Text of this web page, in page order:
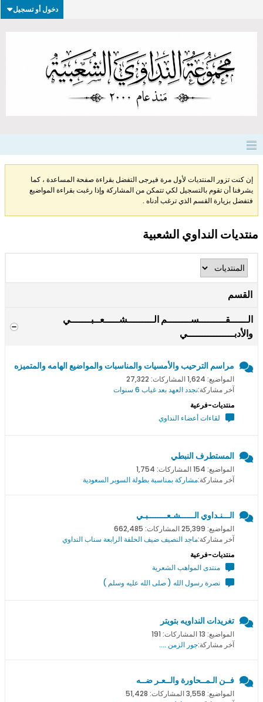
دخول أو تسجيل
إن كنت تزور المنتديات لأول مرة فيرجى التفضل بقراءة صفحة المساعدة ، كما
يشرفنا أن تقوم بالتسجيل لكي تتمكن من المشاركة وإذا رغبت بقراءة المواضيع
فتفضل بزيارة القسم الذي ترغب أدناه .
منتديات النداوي الشعبية
القسم
الــــــقـــــــــســــــــم الـــــــــشـــــعــبـــــــي
والأدبــــــــــــــــي
مراسم الترحيب والأمسيات والمناسبات والمواضيع الهامه والمتميزه
المواضيع: 1,624 المشاركات: 27,322
آخر مشاركة:نجدد العهد بعد غياب 6 سنوات
منتديات-فرعية
لقاءات أعضاء النداوي
المستطرف النبطي
المواضيع: 154 المشاركات: 1,754
آخر مشاركة:مشاركة بمناسبة بطولة السوبر السعودية
الـــنـداوي الــــــشـعــــــــبـي
المواضيع: 25,399 المشاركات: 662,485
آخر مشاركة:ماجد النصيف ضيف الحلقة الرابعة سناب النداوي
منتديات-فرعية
منتدى المواهب الشعرية
نصرة رسول الله ( صلى الله عليه وسلم )
تغريدات النداويه بتويتر
المواضيع: 13 المشاركات: 191
آخر مشاركة:جور الزمن ....
فــن الـمــحاورة والــعـر ضــه
المواضيع: 3,558 المشاركات: 51,428